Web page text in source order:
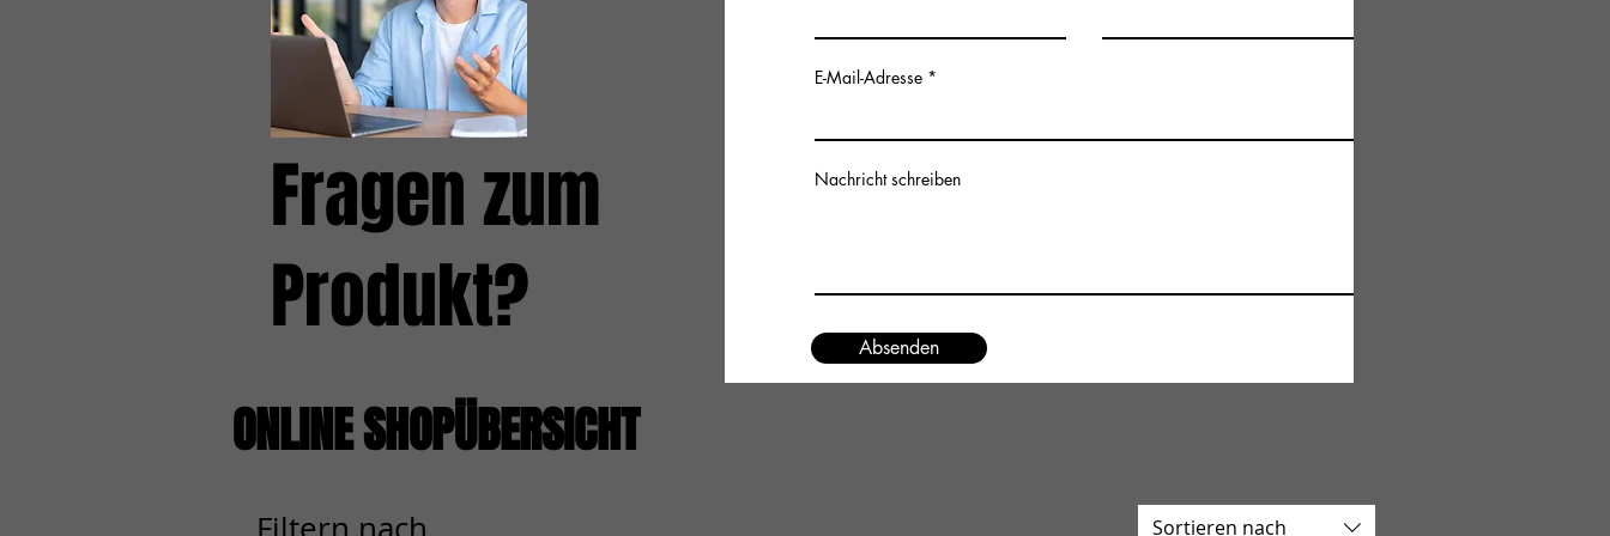
Fragen zum
Produkt?
E-Mail-Adresse
Nachricht schreiben
Absenden
ONLINE SHOPÜBERSICHT
Sortieren nach